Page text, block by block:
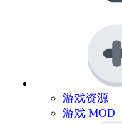
游戏资源
游戏 MOD